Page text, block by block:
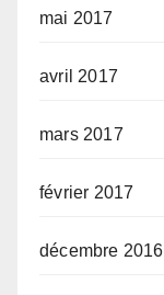
mai 2017
avril 2017
mars 2017
février 2017
décembre 2016